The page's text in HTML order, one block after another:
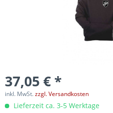
37,05 € *
inkl. MwSt.zzgl. Versandkosten
Lieferzeit ca. 3-5 Werktage